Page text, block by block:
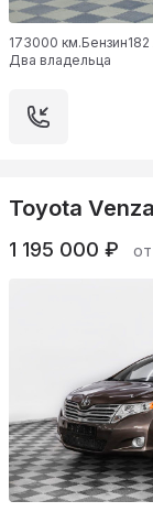
173000 км.Бензин182
Два владельца
Toyota
1 195 000 ₽